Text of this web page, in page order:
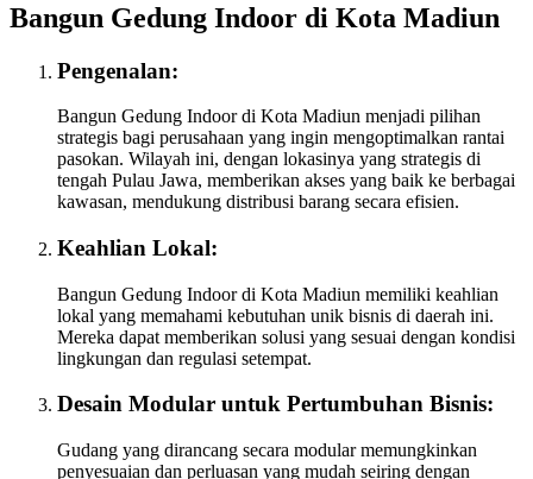
Bangun Gedung Indoor di Kota Madiun
Pengenalan:
Bangun Gedung Indoor di Kota Madiun menjadi pilihan
strategis bagi perusahaan yang ingin mengoptimalkan rantai
pasokan. Wilayah ini, dengan lokasinya yang strategis di
tengah Pulau Jawa, memberikan akses yang baik ke berbagai
kawasan, mendukung distribusi barang secara efisien.
Keahlian Lokal:
Bangun Gedung Indoor di Kota Madiun memiliki keahlian
lokal yang memahami kebutuhan unik bisnis di daerah ini.
Mereka dapat memberikan solusi yang sesuai dengan kondisi
lingkungan dan regulasi setempat.
Desain Modular untuk Pertumbuhan Bisnis:
Gudang yang dirancang secara modular memungkinkan
penyesuaian dan perluasan yang mudah seiring dengan